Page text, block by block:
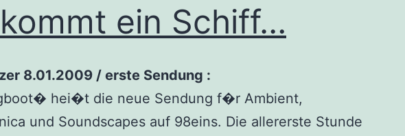
ein Schiff…
8.01.2009 / erste Sendung :
hei�t die neue Sendung f�r Ambient,
und Soundscapes auf 98eins. Die allererste Stunde